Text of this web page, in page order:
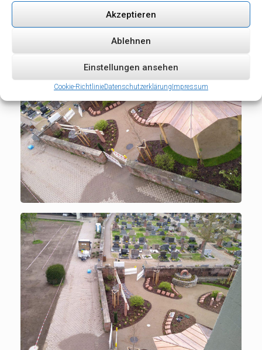
Akzeptieren
Ablehnen
Einstellungen ansehen
Cookie-RichtlinieDatenschutzerklärung Impressum